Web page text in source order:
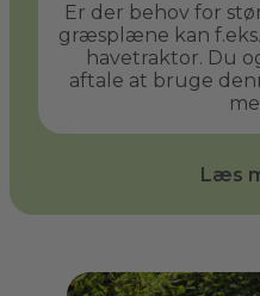
Er der behov for
græsplæne kan
havetraktor. Du
aftale at bruge
Læs